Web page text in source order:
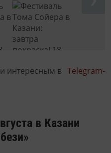
интересным в Telegram-
в Казани